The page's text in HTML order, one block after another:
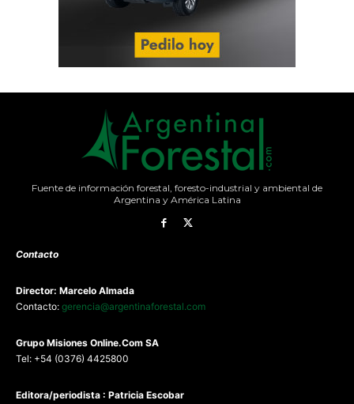
Fuente de información forestal, foresto-industrial y ambiental de
Argentina y América Latina
Contacto
Director: Marcelo Almada
Contacto: gerencia@argentinaforestal.com
Grupo Misiones Online.Com SA
Tel: +54 (0376) 4425800
Editora/periodista : Patricia Escobar